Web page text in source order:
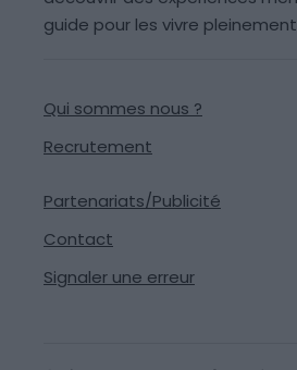
guide pour les vivre
Qui sommes nous ?
Recrutement
Partenariats/Publicité
Contact
Signaler une erreur